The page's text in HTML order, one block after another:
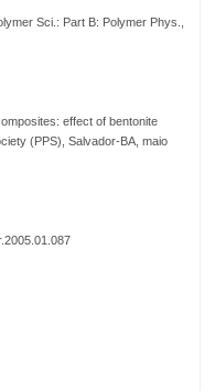
Sci.: Part B: Polymer Phys.,
effect of bentonite
(PPS), Salvador-BA, maio